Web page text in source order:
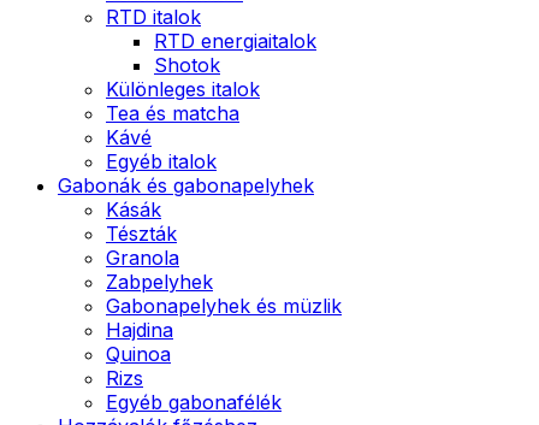
RTD italok
RTD energiaitalok
Shotok
Különleges italok
Tea és matcha
Kávé
Egyéb italok
Gabonák és gabonapelyhek
Kásák
Tészták
Granola
Zabpelyhek
Gabonapelyhek és müzlik
Hajdina
Quinoa
Rizs
Egyéb gabonafélék